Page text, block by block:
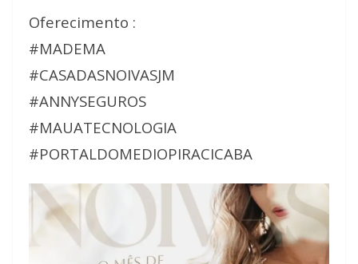
Oferecimento :
#MADEMA
#CASADASNOIVASJM
#ANNYSEGUROS
#MAUATECNOLOGIA
#PORTALDOMEDIOPIRACICABA